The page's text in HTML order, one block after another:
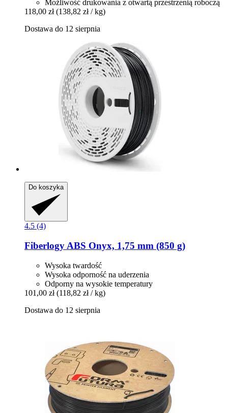
Możliwość drukowania z otwartą przestrzenią roboczą
118,00 zł (138,82 zł / kg)
Dostawa do 12 sierpnia
Do koszyka
4.5 (4)
Fiberlogy ABS Onyx, 1,75 mm (850 g)
Wysoka twardość
Wysoka odporność na uderzenia
Odporny na wysokie temperatury
101,00 zł (118,82 zł / kg)
Dostawa do 12 sierpnia